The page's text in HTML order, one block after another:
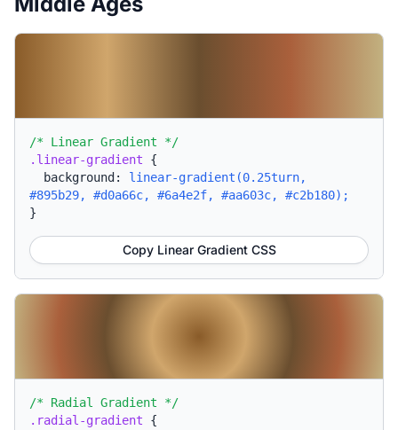
/* Linear Gradient */
.linear-gradient {
background: linear-gradient(0.25turn,
#895b29, #d0a66c, #6a4e2f, #aa603c, #c2b180);
}
Copy Linear Gradient CSS
/* Radial Gradient */
.radial-gradient {